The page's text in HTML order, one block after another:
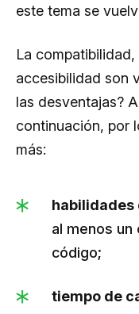
este tema se
La
accesibilidad son
las desventajas?
continuación, por
más:
habilidades
al menos
código;
tiempo de